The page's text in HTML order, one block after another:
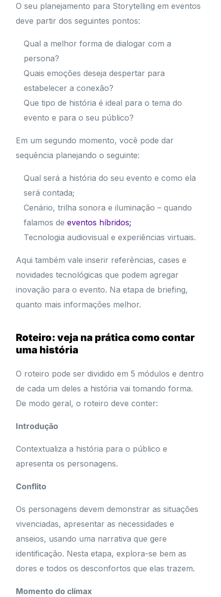
O seu planejamento para Storytelling em eventos
deve partir dos seguintes pontos:
Qual a melhor forma de dialogar com a
persona?
Quais emoções deseja despertar para
estabelecer a conexão?
Que tipo de história é ideal para o tema do
evento e para o seu público?
Em um segundo momento, você pode dar
sequência planejando o seguinte:
Qual será a história do seu evento e como ela
será contada;
Cenário, trilha sonora e iluminação – quando
falamos deeventos híbridos;
Tecnologia audiovisual e experiências virtuais.
Aqui também vale inserir referências, cases e
novidades tecnológicas que podem agregar
inovação para o evento. Na etapa de briefing,
quanto mais informações melhor.
Roteiro: veja na prática como contar
uma história
O roteiro pode ser dividido em 5 módulos e dentro
de cada um deles a história vai tomando forma.
De modo geral, o roteiro deve conter:
Introdução
Contextualiza a história para o público e
apresenta os personagens.
Conflito
Os personagens devem demonstrar as situações
vivenciadas, apresentar as necessidades e
anseios, usando uma narrativa que gere
identificação. Nesta etapa, explora-se bem as
dores e todos os desconfortos que elas trazem.
Momento do clímax